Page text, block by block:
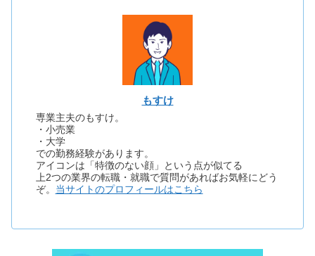
もすけ
専業主夫のもすけ。
・小売業
・大学
での勤務経験があります。
アイコンは「特徴のない顔」という点が似てる
上2つの業界の転職・就職で質問があればお気軽にどう
ぞ。 当サイトのプロフィールはこちら